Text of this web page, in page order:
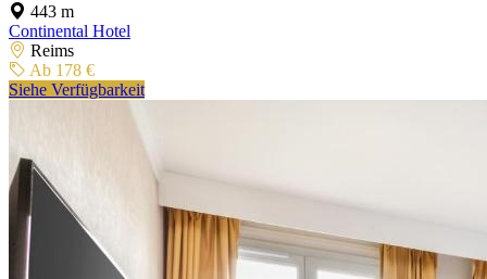
443 m
Continental Hotel
Reims
Ab 178 €
Siehe Verfügbarkeit